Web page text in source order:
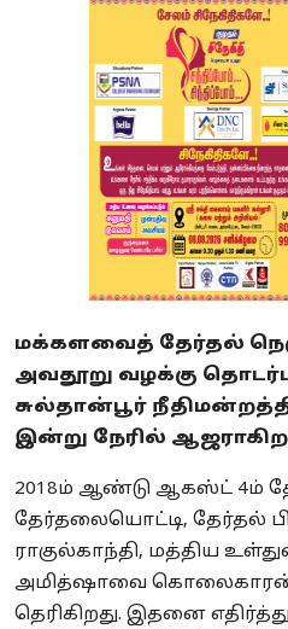
மக்களவைத் தேர்தல்
அவதூறு வழக்கு
சுல்தான்பூர்
இன்று நேரில்
2018ம் ஆண்டு ஆகஸ்ட் 4ம்
தேர்தலையொட்டி, தேர்தல்
ராகுல்காந்தி, மத்திய
அமித்ஷாவை கொலைகாரன்
தெரிகிறது. இதனை